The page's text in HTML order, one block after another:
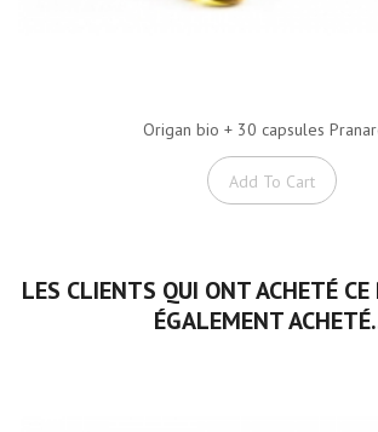
Origan bio + 30 capsules
Add To Cart
LES CLIENTS QUI ONT ACHETÉ
ÉGALEMENT